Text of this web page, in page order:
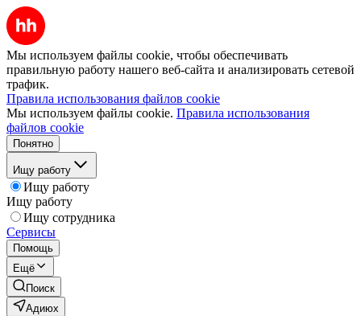
Мы используем файлы cookie, чтобы обеспечивать
правильную работу нашего веб-сайта и анализировать сетевой
трафик.
Правила использования файлов cookie
Мы используем файлы cookie. Правила использования
файлов cookie
Понятно
Ищу работу
Ищу работу
Ищу работу
Ищу сотрудника
Сервисы
Помощь
Ещё
Поиск
Адиюх